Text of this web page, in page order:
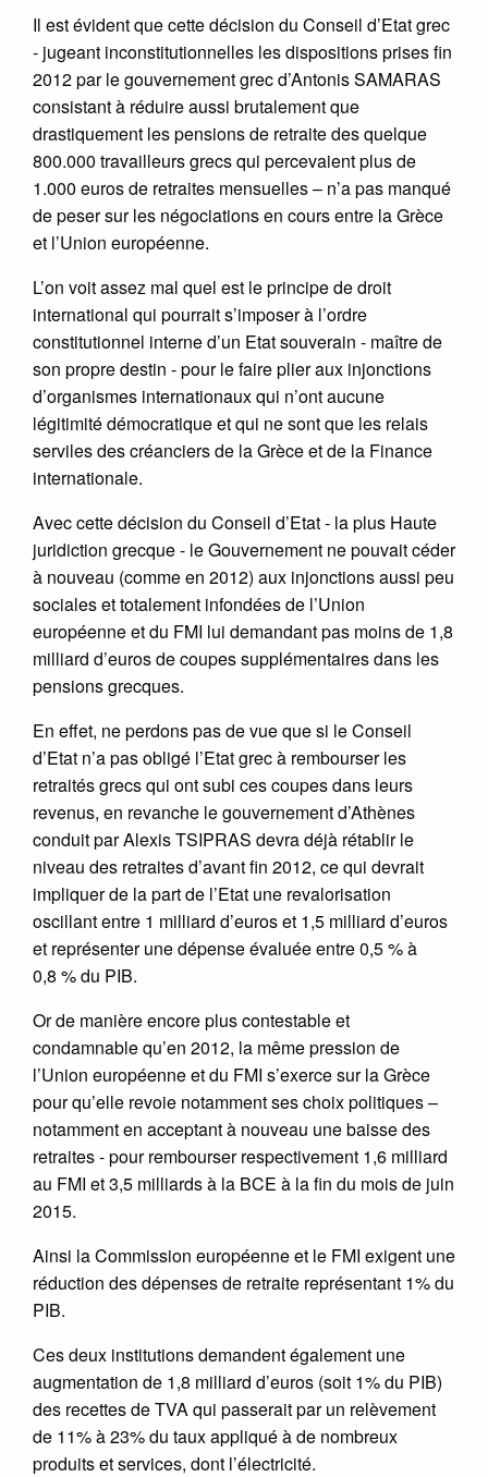
Il est évident que cette décision du Conseil d’Etat grec
- jugeant inconstitutionnelles les dispositions prises fin
2012 par le gouvernement grec d’Antonis SAMARAS
consistant à réduire aussi brutalement que
drastiquement les pensions de retraite des quelque
800.000 travailleurs grecs qui percevaient plus de
1.000 euros de retraites mensuelles – n’a pas manqué
de peser sur les négociations en cours entre la Grèce
et l’Union européenne.
L’on voit assez mal quel est le principe de droit
international qui pourrait s’imposer à l’ordre
constitutionnel interne d’un Etat souverain - maître de
son propre destin - pour le faire plier aux injonctions
d’organismes internationaux qui n’ont aucune
légitimité démocratique et qui ne sont que les relais
serviles des créanciers de la Grèce et de la Finance
internationale.
Avec cette décision du Conseil d’Etat - la plus Haute
juridiction grecque - le Gouvernement ne pouvait céder
à nouveau (comme en 2012) aux injonctions aussi peu
sociales et totalement infondées de l’Union
européenne et du FMI lui demandant pas moins de 1,8
milliard d’euros de coupes supplémentaires dans les
pensions grecques.
En effet, ne perdons pas de vue que si le Conseil
d’Etat n’a pas obligé l’Etat grec à rembourser les
retraités grecs qui ont subi ces coupes dans leurs
revenus, en revanche le gouvernement d’Athènes
conduit par Alexis TSIPRAS devra déjà rétablir le
niveau des retraites d’avant fin 2012, ce qui devrait
impliquer de la part de l’Etat une revalorisation
oscillant entre 1 milliard d’euros et 1,5 milliard d’euros
et représenter une dépense évaluée entre 0,5 % à
0,8 % du PIB.
Or de manière encore plus contestable et
condamnable qu’en 2012, la même pression de
l’Union européenne et du FMI s’exerce sur la Grèce
pour qu’elle revoie notamment ses choix politiques –
notamment en acceptant à nouveau une baisse des
retraites - pour rembourser respectivement 1,6 milliard
au FMI et 3,5 milliards à la BCE à la fin du mois de juin
2015.
Ainsi la Commission européenne et le FMI exigent une
réduction des dépenses de retraite représentant 1% du
PIB.
Ces deux institutions demandent également une
augmentation de 1,8 milliard d’euros (soit 1% du PIB)
des recettes de TVA qui passerait par un relèvement
de 11% à 23% du taux appliqué à de nombreux
produits et services, dont l’électricité.